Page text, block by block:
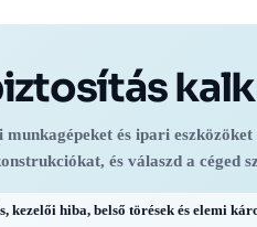
és ipari
és válaszd a céged
kezelői hiba, belső törések és elemi